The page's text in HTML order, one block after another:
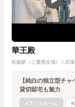
華王殿
松阪駅（三重県全域） / 式
【純白の独立型チ
貸切邸宅も魅力
#アットホーム #